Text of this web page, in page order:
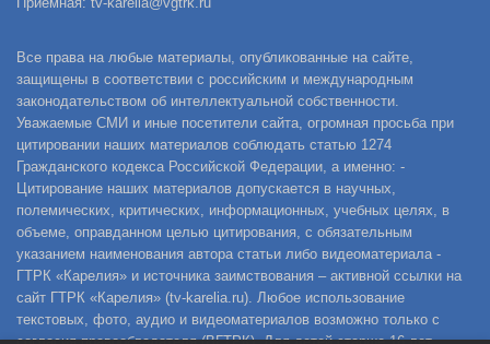
Все права на любые материалы, опубликованные на сайте,
защищены в соответствии с российским и международным
законодательством об интеллектуальной собственности.
Уважаемые СМИ и иные посетители сайта, огромная просьба при
цитировании наших материалов соблюдать статью 1274
Гражданского кодекса Российской Федерации, а именно: -
Цитирование наших материалов допускается в научных,
полемических, критических, информационных, учебных целях, в
объеме, оправданном целью цитирования, с обязательным
указанием наименования автора статьи либо видеоматериала -
ГТРК «Карелия» и источника заимствования – активной ссылки на
сайт ГТРК «Карелия» (tv-karelia.ru). Любое использование
текстовых, фото, аудио и видеоматериалов возможно только с